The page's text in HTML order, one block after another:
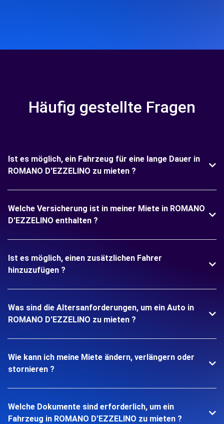
Häufig gestellte Fragen
Ist es möglich, ein Fahrzeug für eine lange Dauer in
ROMANO D'EZZELINO zu mieten ?
Welche Versicherung ist in meiner Miete in ROMANO
D'EZZELINO enthalten ?
Ist es möglich, einen zusätzlichen Fahrer
hinzuzufügen ?
Was sind die Altersanforderungen, um ein Auto in
ROMANO D'EZZELINO zu mieten ?
Wie kann ich meine Miete ändern, verlängern oder
stornieren ?
Welche Dokumente sind erforderlich, um ein
Fahrzeug in ROMANO D'EZZELINO zu mieten ?